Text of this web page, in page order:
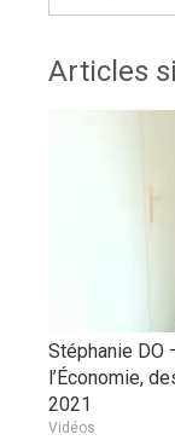
Articles
Stéphanie DO
l’Économie,
2021
Vidéos